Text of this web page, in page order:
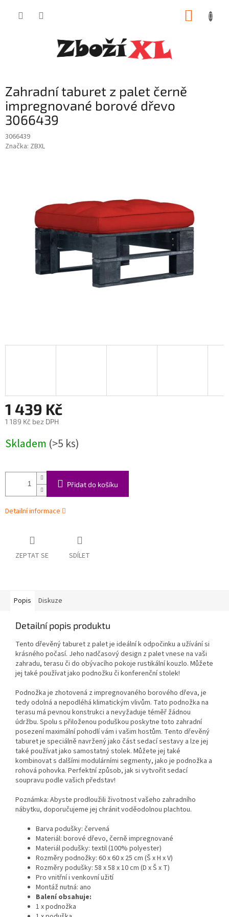
Zahradní taburet z palet černě
impregnované borové dřevo
3066439
3066439
Značka: ZBXL
1 439 Kč
1 189 Kč bez DPH
cena:
Skladem (>5 ks)
Přidat do košíku
Detailní informace
ZEPTAT SE SDÍLET
Popis Diskuze
Detailní popis produktu
Tento dřevěný taburet z palet je ideální k odpočinku a užívání si
krásného počasí. Jeho nadčasový design z palet vnese na vaši
zahradu, terasu či do obývacího pokoje rustikální kouzlo. Můžete
jej také používat jako podnožku či konferenční stolek!
Podnožka je zhotovená z impregnovaného borového dřeva, je
tedy odolná a nepodléhá klimatickým vlivům. Tato podnožka na
terasu má pevnou konstrukci a nevyžaduje téměř žádnou
údržbu. Spolu s přiloženou poduškou poskytne toto zahradní
posezení maximální pohodlí vám i vašim hostům. Tento dřevěný
taburet je speciálně navržený jako část sedací sestavy a lze jej
také používat jako samostatný stolek. Můžete jej také
kombinovat s dalšími modulárními segmenty, jako je podnožka a
rohová pohovka. Perfektní způsob, jak si vytvořit sedací
soupravu podle vašich představ!
Poznámka: Abyste prodloužili životnost vašeho zahradního
nábytku, doporučujeme jej chránit voděodolnou plachtou.
Barva podušky: červená
Materiál: borové dřevo, černě impregnované
Materiál podušky: textil (100% polyester)
Rozměry podnožky: 60 x 60 x 25 cm (Š x H x V)
Rozměry podušky: 58 x 58 x 10 cm (D x Š x T)
Pro vnitřní i venkovní užití
Montáž nutná: ano
Balení obsahuje:
1 x podnožka